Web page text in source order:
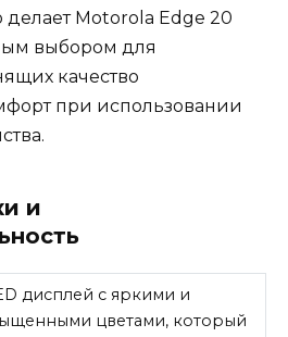
делает Motorola Edge 20
выбором для
качество
при использовании
и
дисплей с яркими и
цветами, который